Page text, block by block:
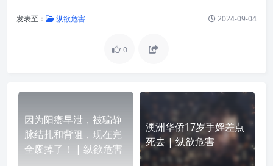
发表至： 纵欲危害 2024-09-04
0
因为阳痿早泄，被骗静
脉结扎和背阻，现在完
全废掉了！ | 纵欲危害
澳洲华侨17岁手婬差点
死去 | 纵欲危害